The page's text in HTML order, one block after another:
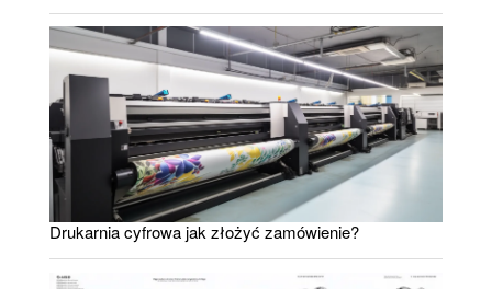
Drukarnia cyfrowa jak złożyć zamówienie?